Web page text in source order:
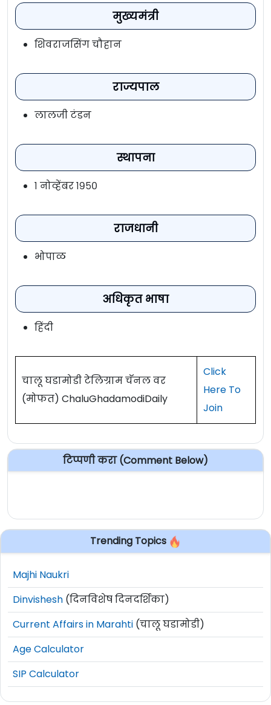
मुख्यमंत्री
शिवराजसिंग चौहान
राज्यपाल
लालजी टंडन
स्थापना
१ नोव्हेंबर १९५०
राजधानी
भोपाळ
अधिकृत भाषा
हिंदी
चालू घडामोडी टेलिग्राम चॅनल वर
(मोफत) ChaluGhadamodiDaily
Click
Here To
Join
टिप्पणी करा (Comment Below)
Trending Topics
Majhi Naukri
Dinvishesh (दिनविशेष दिनदर्शिका)
Current Affairs in Marahti (चालू घडामोडी)
Age Calculator
SIP Calculator